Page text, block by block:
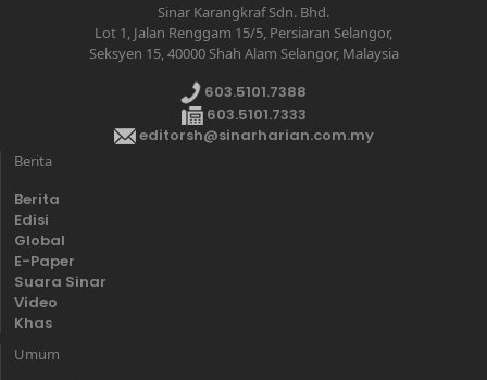
Sinar Karangkraf Sdn. Bhd.
Lot 1, Jalan Renggam 15/5, Persiaran Selangor,
Seksyen 15, 40000 Shah Alam Selangor, Malaysia
603.5101.7388
603.5101.7333
editorsh@sinarharian.com.my
Berita
Berita
Edisi
Global
E-Paper
Suara Sinar
Video
Khas
Umum